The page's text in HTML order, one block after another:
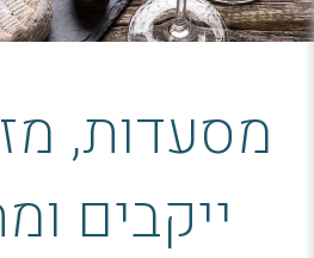
מסעדות,
ייקבים